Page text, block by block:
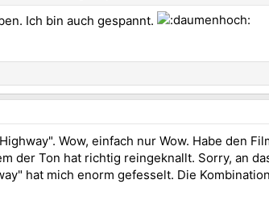
Ich bin auch gespannt.
Wow, einfach nur Wow. Habe den
der Ton hat richtig reingeknallt. Sorry, an
hat mich enorm gefesselt. Die